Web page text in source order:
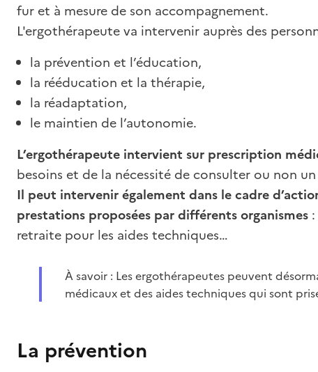
fur et à mesure de son accompagnement.
L'ergothérapeute va intervenir auprès des
la prévention et l’éducation,
la rééducation et la thérapie,
la réadaptation,
le maintien de l’autonomie.
L’ergothérapeute intervient sur prescription
besoins et de la nécessité de consulter ou non
Il peut intervenir également dans le cadre
prestations proposées par différents organismes
retraite pour les aides techniques…
À savoir : Les ergothérapeutes peuvent
médicaux et des aides techniques qui sont
La prévention